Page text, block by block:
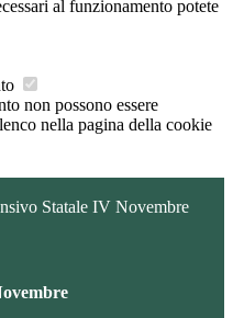
al funzionamento potete
non possono essere
nella pagina della cookie
Statale IV Novembre